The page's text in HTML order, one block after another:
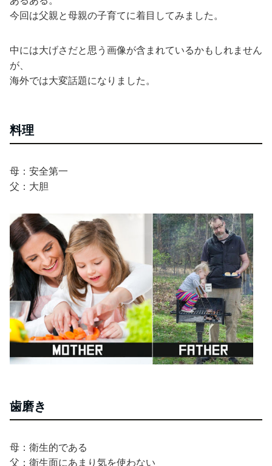
今回は父親と母親の子育てに着目してみました。
中には大げさだと思う画像が含まれているかもしれません
が、
海外では大変話題になりました。
料理
母：安全第一
父：大胆
歯磨き
母：衛生的である
父：衛生面にあまり気を使わない